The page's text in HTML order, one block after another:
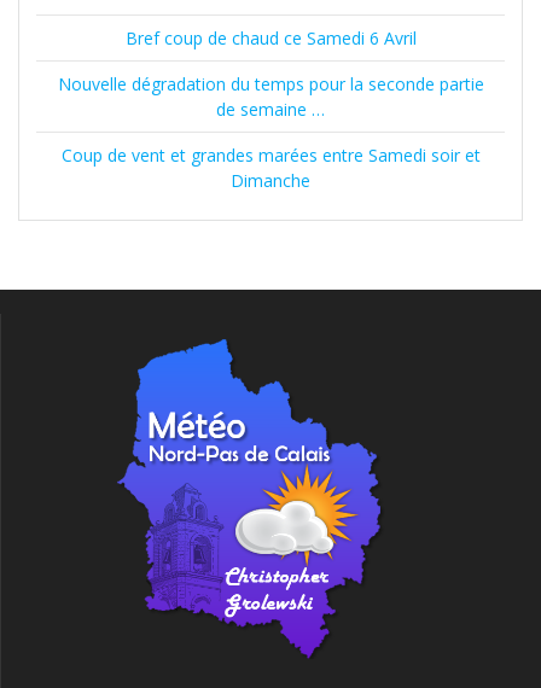
Bref coup de chaud ce Samedi 6 Avril
Nouvelle dégradation du temps pour la seconde partie
de semaine …
Coup de vent et grandes marées entre Samedi soir et
Dimanche